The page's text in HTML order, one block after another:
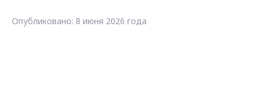
Опубликовано: 8 июня 2026 года